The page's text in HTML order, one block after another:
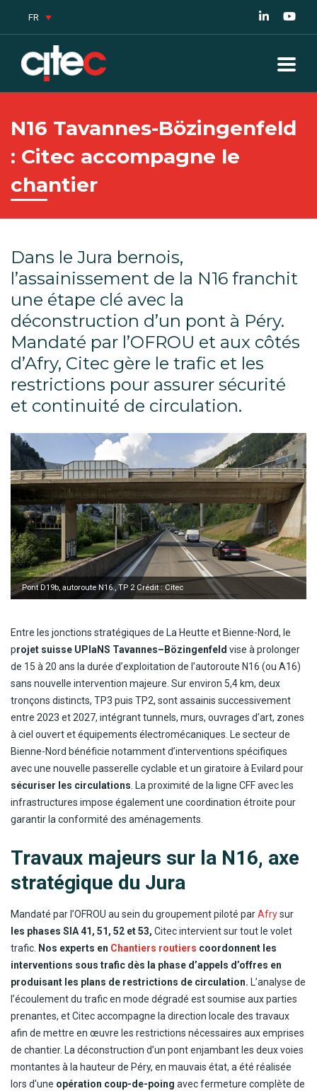
FR
N16 Tavannes-Bözingenfeld
: Citec accompagne le
chantier
Dans le Jura bernois,
l’assainissement de la N16 franchit
une étape clé avec la
déconstruction d’un pont à Péry.
Mandaté par l’OFROU et aux côtés
d’Afry, Citec gère le trafic et les
restrictions pour assurer sécurité
et continuité de circulation.
Pont D19b, autoroute N16., TP 2 Crédit : Citec
Entre les jonctions stratégiques de La Heutte et Bienne-Nord, le
projet suisse UPlaNS Tavannes–Bözingenfeld vise à prolonger
de 15 à 20 ans la durée d’exploitation de l’autoroute N16 (ou A16)
sans nouvelle intervention majeure. Sur environ 5,4 km, deux
tronçons distincts, TP3 puis TP2, sont assainis successivement
entre 2023 et 2027, intégrant tunnels, murs, ouvrages d’art, zones
à ciel ouvert et équipements électromécaniques. Le secteur de
Bienne-Nord bénéficie notamment d’interventions spécifiques
avec une nouvelle passerelle cyclable et un giratoire à Evilard pour
sécuriser les circulations. La proximité de la ligne CFF avec les
infrastructures impose également une coordination étroite pour
garantir la conformité des aménagements.
Travaux majeurs sur la N16, axe
stratégique du Jura
Mandaté par l’OFROU au sein du groupement piloté parAfrysur
les phases SIA 41, 51, 52 et 53, Citec intervient sur tout le volet
trafic. Nos experts en Chantiers routiers coordonnent les
interventions sous trafic dès la phase d’appels d’offres en
produisant les plans de restrictions de circulation. L’analyse de
l’écoulement du trafic en mode dégradé est soumise aux parties
prenantes, et Citec accompagne la direction locale des travaux
afin de mettre en œuvre les restrictions nécessaires aux emprises
de chantier. La déconstruction d’un pont enjambant les deux voies
montantes à la hauteur de Péry, en mauvais état, a été réalisée
lors d’une opération coup-de-poing avec fermeture complète de